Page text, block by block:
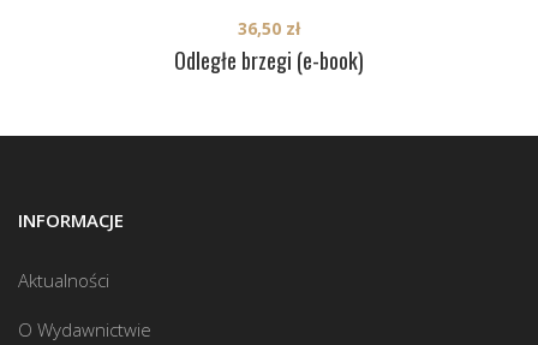
Odległe brzegi (e-book)
36,50 zł
INFORMACJE
Aktualności
O Wydawnictwie